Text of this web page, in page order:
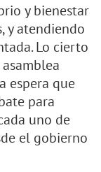
y bienestar
y atendiendo
Lo cierto
espera que
para
uno de
el gobierno